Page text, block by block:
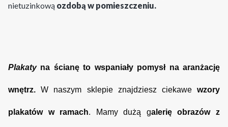
nietuzinkową ozdobą w pomieszczeniu.
Plakaty na ścianę to wspaniały pomysł na aranżację
wnętrz.W naszym sklepie znajdziesz ciekawewzory
plakatów w ramach. Mamy dużą galerię obrazów z